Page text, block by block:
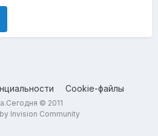
Cookie-файлы
© 2011
Invision Community